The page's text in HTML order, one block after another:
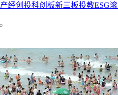
产经创投科创板新三板投教ESG